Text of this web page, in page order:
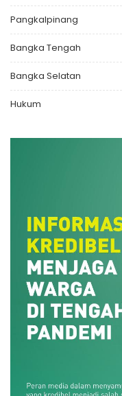
Pangkalpinang
Bangka Tengah
Bangka Selatan
Hukum